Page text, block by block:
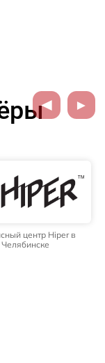
центр Hiper в
Челябинске